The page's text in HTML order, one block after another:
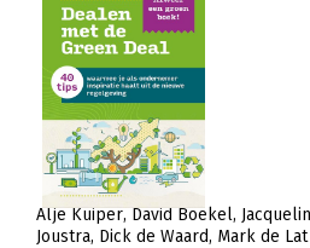
Alje Kuiper David Boekel
Joustra Dick de Waard Mark de Lat